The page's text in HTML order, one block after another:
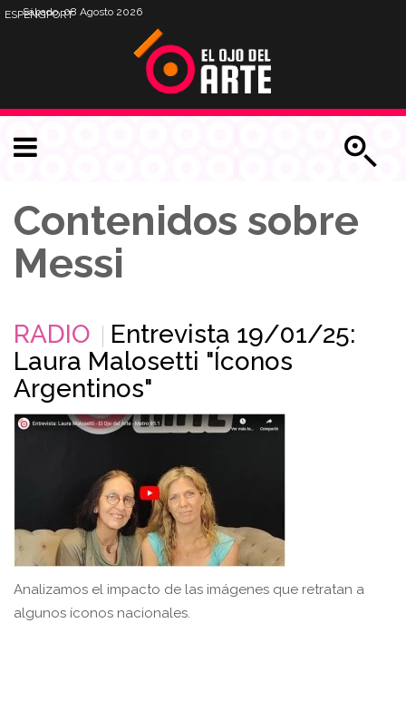
Sábado, 08 Agosto 2026
ESPENGPORT
Contenidos sobre
Messi
RADIO
Entrevista 19/01/25:
Laura Malosetti "Íconos
Argentinos"
Analizamos el impacto de las imágenes que retratan a
algunos íconos nacionales.